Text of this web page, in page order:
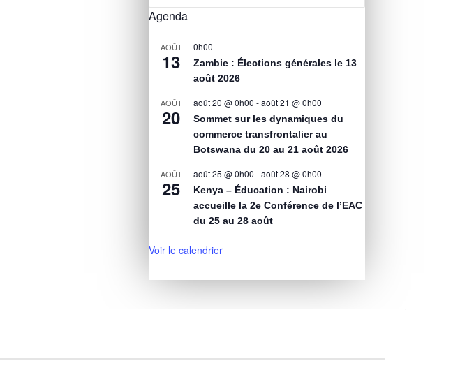
Agenda
AOÛT
13
0h00
Zambie : Élections générales le 13
août 2026
AOÛT
20
août 20 @ 0h00 -août 21 @ 0h00
Sommet sur les dynamiques du
commerce transfrontalier au
Botswana du 20 au 21 août 2026
AOÛT
25
août 25 @ 0h00 -août 28 @ 0h00
Kenya – Éducation : Nairobi
accueille la 2e Conférence de l’EAC
du 25 au 28 août
Voir le calendrier